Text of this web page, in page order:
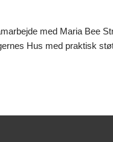
med Maria Bee
Hus med praktisk